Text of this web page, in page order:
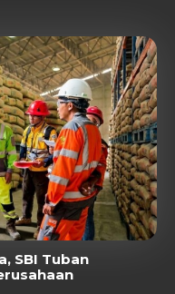
SBI Tuban